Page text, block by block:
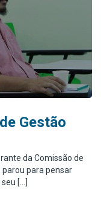
Gestão
da Comissão de
parou para pensar
[…]